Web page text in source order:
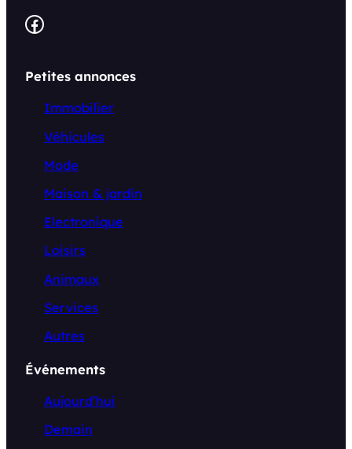
Facebook
Petites annonces
Immobilier
Véhicules
Mode
Maison & jardin
Electronique
Loisirs
Animaux
Services
Autres
Événements
Aujourd’hui
Demain